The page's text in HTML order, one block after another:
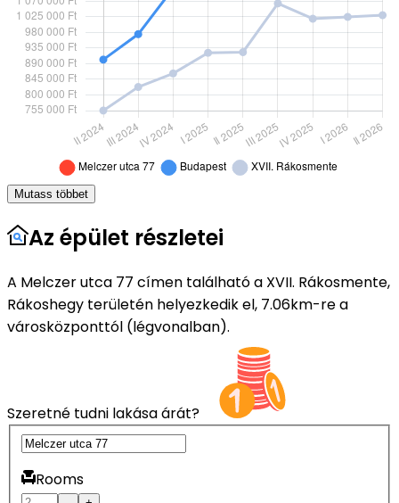
Mutass többet
Az épület részletei
A Melczer utca 77 címen található a XVII. Rákosmente,
Rákoshegy területén helyezkedik el, 7.06km-re a
városközponttól (légvonalban).
Szeretné tudni lakása árát?
Rooms